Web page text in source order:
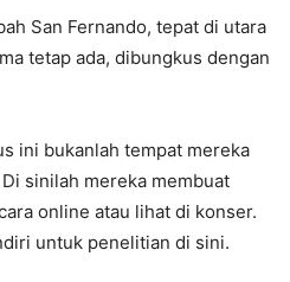
San Fernando, tepat di utara
tetap ada, dibungkus dengan
ini bukanlah tempat mereka
sinilah mereka membuat
online atau lihat di konser.
untuk penelitian di sini.